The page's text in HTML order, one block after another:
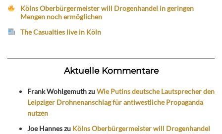
Kölns Oberbürgermeister will Drogenhandel in geringen
Mengen noch ermöglichen
The Casualties live in Köln
Aktuelle Kommentare
Frank WohlgemuthzuWie Putins deutsche Lautsprecher den
Leipziger Drohnenanschlag für antiwestliche Propaganda
nutzen
Joe Hanneszu Kölns Oberbürgermeister will Drogenhandel